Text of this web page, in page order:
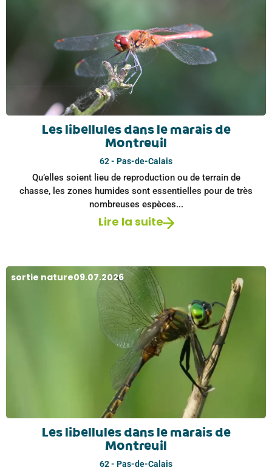
Les libellules dans le marais de
Montreuil
62 - Pas-de-Calais
Qu’elles soient lieu de reproduction ou de terrain de
chasse, les zones humides sont essentielles pour de très
nombreuses espèces...
Lire la suite
sortie nature09.07.2026
Les libellules dans le marais de
Montreuil
62 - Pas-de-Calais